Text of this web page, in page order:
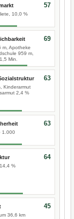
10,0 %
57
m, Apotheke
959 m,
Min.
69
Kinderarmut
2,4 %
63
1.000
63
%
64
36,6 km
45